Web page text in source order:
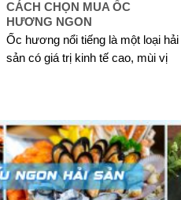
CÁCH CHỌN MUA ỐC
HƯƠNG NGON
Ốc hương nổi tiếng là một loại hải
sản có giá trị kinh tế cao, mùi vị